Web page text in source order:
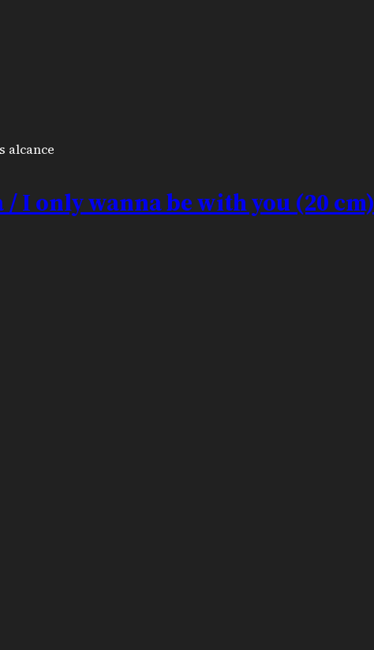
alcance
/ I only wanna be with you (20 cm)